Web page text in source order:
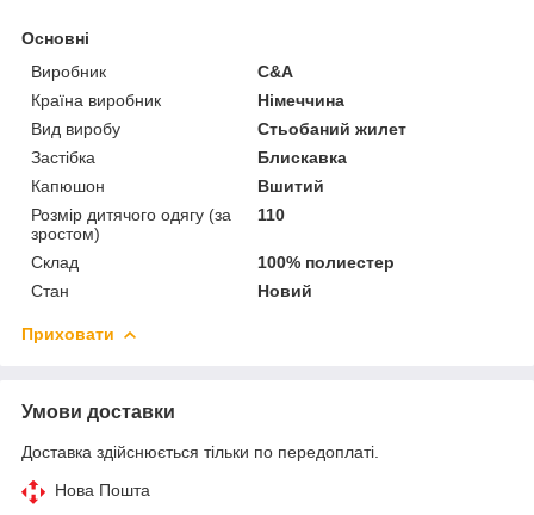
Основні
Виробник
C&A
Країна виробник
Німеччина
Вид виробу
Стьобаний жилет
Застібка
Блискавка
Капюшон
Вшитий
Розмір дитячого одягу (за
зростом)
110
Склад
100% полиестер
Стан
Новий
Приховати
Умови доставки
Доставка здійснюється тільки по передоплаті.
Нова Пошта